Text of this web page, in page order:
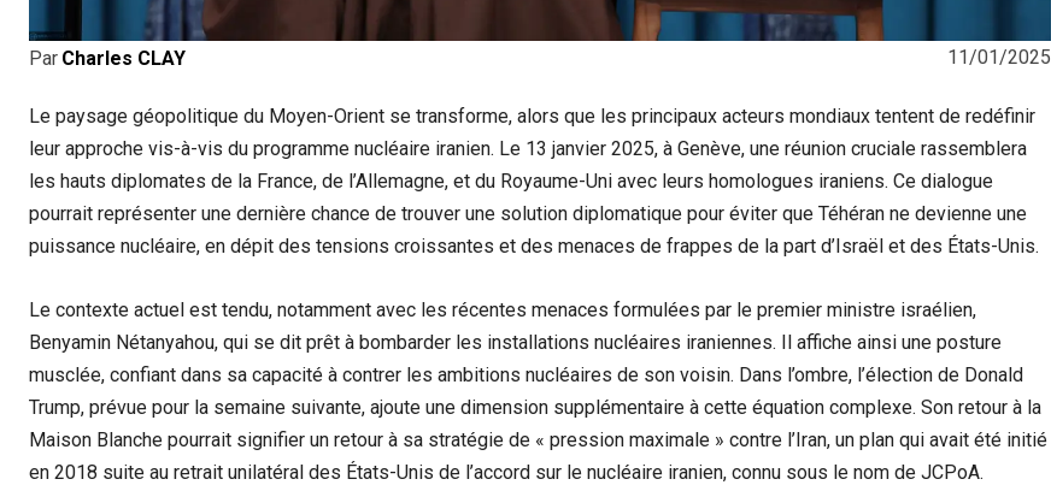
11/01/2025
Par Charles CLAY
Le paysage géopolitique du Moyen-Orient se transforme, alors que les principaux acteurs mondiaux tentent de redéfinir
leur approche vis-à-vis du programme nucléaire iranien. Le 13 janvier 2025, à Genève, une réunion cruciale rassemblera
les hauts diplomates de la France, de l’Allemagne, et du Royaume-Uni avec leurs homologues iraniens. Ce dialogue
pourrait représenter une dernière chance de trouver une solution diplomatique pour éviter que Téhéran ne devienne une
puissance nucléaire, en dépit des tensions croissantes et des menaces de frappes de la part d’Israël et des États-Unis.
Le contexte actuel est tendu, notamment avec les récentes menaces formulées par le premier ministre israélien,
Benyamin Nétanyahou, qui se dit prêt à bombarder les installations nucléaires iraniennes. Il affiche ainsi une posture
musclée, confiant dans sa capacité à contrer les ambitions nucléaires de son voisin. Dans l’ombre, l’élection de Donald
Trump, prévue pour la semaine suivante, ajoute une dimension supplémentaire à cette équation complexe. Son retour à la
Maison Blanche pourrait signifier un retour à sa stratégie de « pression maximale » contre l’Iran, un plan qui avait été initié
en 2018 suite au retrait unilatéral des États-Unis de l’accord sur le nucléaire iranien, connu sous le nom de JCPoA.